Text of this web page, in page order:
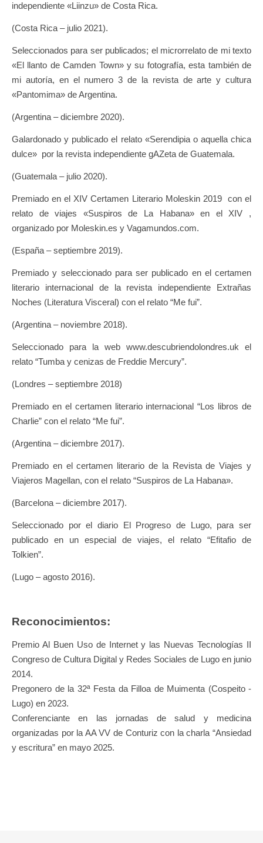
independiente «Liinzu» de Costa Rica.
(Costa Rica – julio 2021).
Seleccionados para ser publicados; el microrrelato de mi texto
«El llanto de Camden Town» y su fotografía, esta también de
mi autoría, en el numero 3 de la revista de arte y cultura
«Pantomima» de Argentina.
(Argentina – diciembre 2020).
Galardonado y publicado el relato «Serendipia o aquella chica
dulce» por la revista independiente gAZeta de Guatemala.
(Guatemala – julio 2020).
Premiado en el XIV Certamen Literario Moleskin 2019 con el
relato de viajes «Suspiros de La Habana» en el XIV ,
organizado por Moleskin.es y Vagamundos.com.
(España – septiembre 2019).
Premiado y seleccionado para ser publicado en el certamen
literario internacional de la revista independiente Extrañas
Noches (Literatura Visceral) con el relato “Me fui”.
(Argentina – noviembre 2018).
Seleccionado para la web www.descubriendolondres.uk el
relato “Tumba y cenizas de Freddie Mercury”.
(Londres – septiembre 2018)
Premiado en el certamen literario internacional “Los libros de
Charlie” con el relato “Me fui”.
(Argentina – diciembre 2017).
Premiado en el certamen literario de la Revista de Viajes y
Viajeros Magellan, con el relato “Suspiros de La Habana».
(Barcelona – diciembre 2017).
Seleccionado por el diario El Progreso de Lugo, para ser
publicado en un especial de viajes, el relato “Efitafio de
Tolkien”.
(Lugo – agosto 2016).
Reconocimientos:
Premio Al Buen Uso de Internet y las Nuevas Tecnologías II
Congreso de Cultura Digital y Redes Sociales de Lugo en junio
2014.
Pregonero de la 32ª Festa da Filloa de Muimenta (Cospeito -
Lugo) en 2023.
Conferenciante en las jornadas de salud y medicina
organizadas por la AA VV de Conturiz con la charla “Ansiedad
y escritura” en mayo 2025.